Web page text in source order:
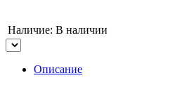
Наличие: В наличии
Описание